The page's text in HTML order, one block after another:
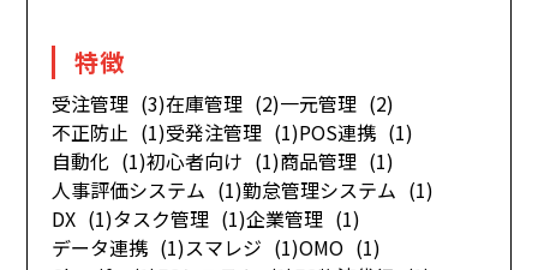
特徴
受注管理 (3)在庫管理 (2)一元管理 (2)
不正防止 (1)受発注管理 (1)POS連携 (1)
自動化 (1)初心者向け (1)商品管理 (1)
人事評価システム (1)勤怠管理システム (1)
DX (1)タスク管理 (1)企業管理 (1)
データ連携 (1)スマレジ (1)OMO (1)